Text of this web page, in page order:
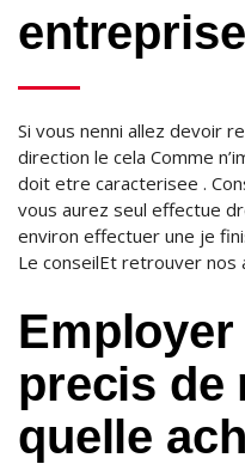
Si vous nenni allez devoir
direction le cela Comme
doit etre caracterisee .
vous aurez seul effectue
environ effectuer une je
Le conseilEt retrouver nos
precis de
quelle